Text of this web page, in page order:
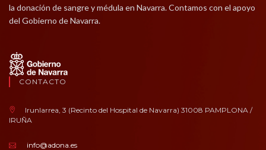
la donación de sangre y médula en Navarra. Contamos con el apoyo
del Gobierno de Navarra.
CONTACTO
Irunlarrea, 3 (Recinto del Hospital de Navarra) 31008 PAMPLONA /
IRUÑA
info@adona.es